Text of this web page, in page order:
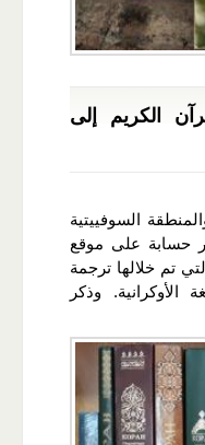
الكريم إلى
السوفييتية
حسابة على موقع
تم خلالها ترجمة
الأوكرانية. وذكر